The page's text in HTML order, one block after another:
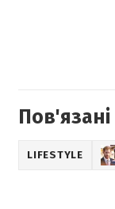
LIFESTYLE